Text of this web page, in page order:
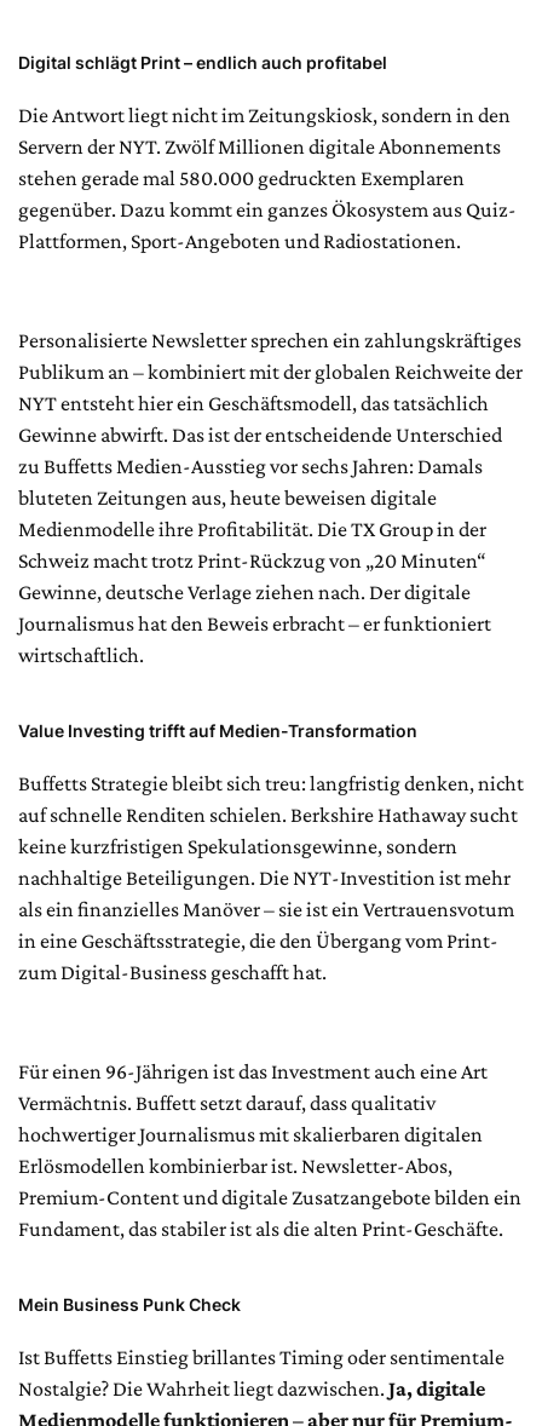
Digital schlägt Print – endlich auch profitabel
Die Antwort liegt nicht im Zeitungskiosk, sondern in den
Servern der NYT. Zwölf Millionen digitale Abonnements
stehen gerade mal 580.000 gedruckten Exemplaren
gegenüber. Dazu kommt ein ganzes Ökosystem aus Quiz-
Plattformen, Sport-Angeboten und Radiostationen.
Personalisierte Newsletter sprechen ein zahlungskräftiges
Publikum an – kombiniert mit der globalen Reichweite der
NYT entsteht hier ein Geschäftsmodell, das tatsächlich
Gewinne abwirft. Das ist der entscheidende Unterschied
zu Buffetts Medien-Ausstieg vor sechs Jahren: Damals
bluteten Zeitungen aus, heute beweisen digitale
Medienmodelle ihre Profitabilität. Die TX Group in der
Schweiz macht trotz Print-Rückzug von „20 Minuten“
Gewinne, deutsche Verlage ziehen nach. Der digitale
Journalismus hat den Beweis erbracht – er funktioniert
wirtschaftlich.
Value Investing trifft auf Medien-Transformation
Buffetts Strategie bleibt sich treu: langfristig denken, nicht
auf schnelle Renditen schielen. Berkshire Hathaway sucht
keine kurzfristigen Spekulationsgewinne, sondern
nachhaltige Beteiligungen. Die NYT-Investition ist mehr
als ein finanzielles Manöver – sie ist ein Vertrauensvotum
in eine Geschäftsstrategie, die den Übergang vom Print-
zum Digital-Business geschafft hat.
Für einen 96-Jährigen ist das Investment auch eine Art
Vermächtnis. Buffett setzt darauf, dass qualitativ
hochwertiger Journalismus mit skalierbaren digitalen
Erlösmodellen kombinierbar ist. Newsletter-Abos,
Premium-Content und digitale Zusatzangebote bilden ein
Fundament, das stabiler ist als die alten Print-Geschäfte.
Mein Business Punk Check
Ist Buffetts Einstieg brillantes Timing oder sentimentale
Nostalgie? Die Wahrheit liegt dazwischen. Ja, digitale
Medienmodelle funktionieren – aber nur für Premium-